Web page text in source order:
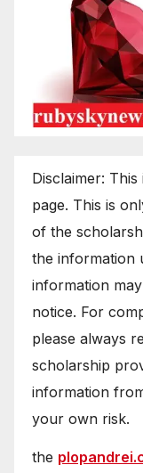
Disclaimer:
page. This is
of the
the information
information
notice. For
please always
scholarship
information
your own risk.
the